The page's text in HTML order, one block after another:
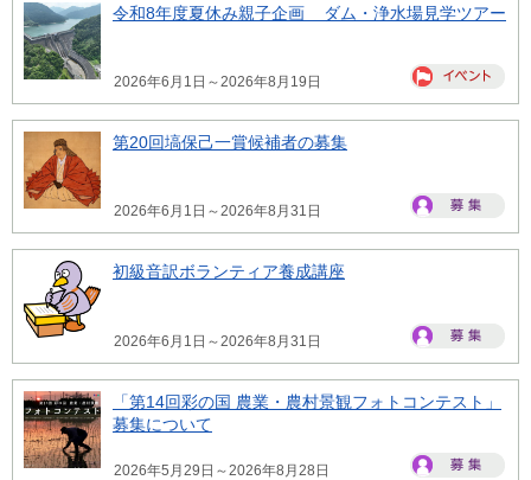
令和8年度夏休み親子企画 ダム・浄水場見学ツアー
2026年6月1日～2026年8月19日
第20回塙保己一賞候補者の募集
2026年6月1日～2026年8月31日
初級音訳ボランティア養成講座
2026年6月1日～2026年8月31日
「第14回彩の国 農業・農村景観フォトコンテスト」
募集について
2026年5月29日～2026年8月28日